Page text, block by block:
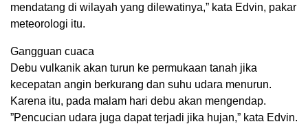
mendatang di wilayah yang dilewatinya,” kata Edvin, pakar
meteorologi itu.
Gangguan cuaca
Debu vulkanik akan turun ke permukaan tanah jika
kecepatan angin berkurang dan suhu udara menurun.
Karena itu, pada malam hari debu akan mengendap.
”Pencucian udara juga dapat terjadi jika hujan,” kata Edvin.